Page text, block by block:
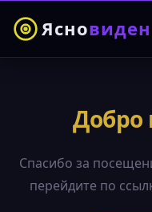
Ясно
Добро
Спасибо за
перейдите по